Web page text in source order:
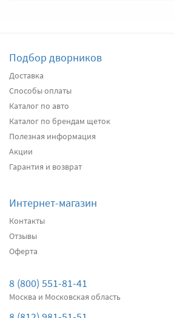
Подбор дворников
Доставка
Способы оплаты
Каталог по авто
Каталог по брендам щеток
Полезная информация
Акции
Гарантия и возврат
Интернет-магазин
Контакты
Отзывы
Оферта
8 (800) 551-81-41
Москва и Московская область